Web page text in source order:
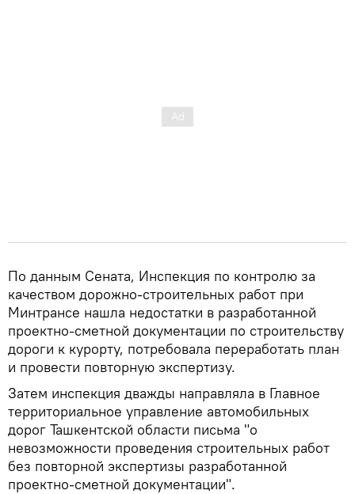
По данным Сената, Инспекция по контролю за
качеством дорожно-строительных работ при
Минтрансе нашла недостатки в разработанной
проектно-сметной документации по строительству
дороги к курорту, потребовала переработать план
и провести повторную экспертизу.
Затем инспекция дважды направляла в Главное
территориальное управление автомобильных
дорог Ташкентской области письма "о
невозможности проведения строительных работ
без повторной экспертизы разработанной
проектно-сметной документации".